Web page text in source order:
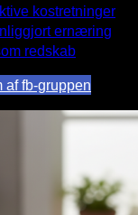
kostretninger
ernæring
redskab
af fb-gruppen